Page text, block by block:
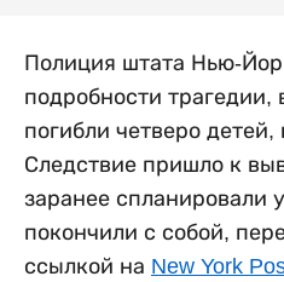
Полиция штата Нью-
подробности трагедии,
погибли четверо
Следствие пришло к
заранее спланировали
покончили с собой,
ссылкой на New York